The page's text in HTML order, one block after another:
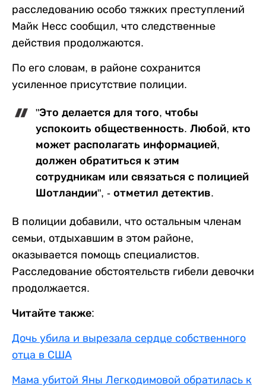
расследованию особо тяжких преступлений
Майк Несс сообщил, что следственные
действия продолжаются.
По его словам, в районе сохранится
усиленное присутствие полиции.
"Это делается для того, чтобы
успокоить общественность. Любой, кто
может располагать информацией,
должен обратиться к этим
сотрудникам или связаться с полицией
Шотландии", - отметил детектив.
В полиции добавили, что остальным членам
семьи, отдыхавшим в этом районе,
оказывается помощь специалистов.
Расследование обстоятельств гибели девочки
продолжается.
Читайте также:
Дочь убила и вырезала сердце собственного
отца в США
Мама убитой Яны Легкодимовой обратилась к